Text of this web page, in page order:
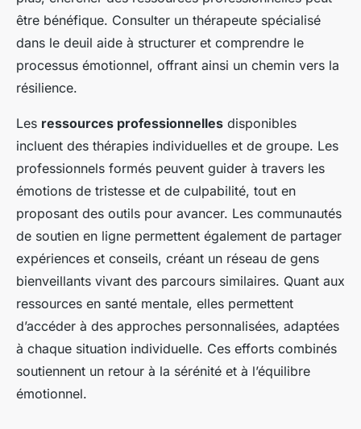
être bénéfique. Consulter un thérapeute spécialisé
dans le deuil aide à structurer et comprendre le
processus émotionnel, offrant ainsi un chemin vers la
résilience.
Les ressources professionnelles disponibles
incluent des thérapies individuelles et de groupe. Les
professionnels formés peuvent guider à travers les
émotions de tristesse et de culpabilité, tout en
proposant des outils pour avancer. Les communautés
de soutien en ligne permettent également de partager
expériences et conseils, créant un réseau de gens
bienveillants vivant des parcours similaires. Quant aux
ressources en santé mentale, elles permettent
d’accéder à des approches personnalisées, adaptées
à chaque situation individuelle. Ces efforts combinés
soutiennent un retour à la sérénité et à l’équilibre
émotionnel.